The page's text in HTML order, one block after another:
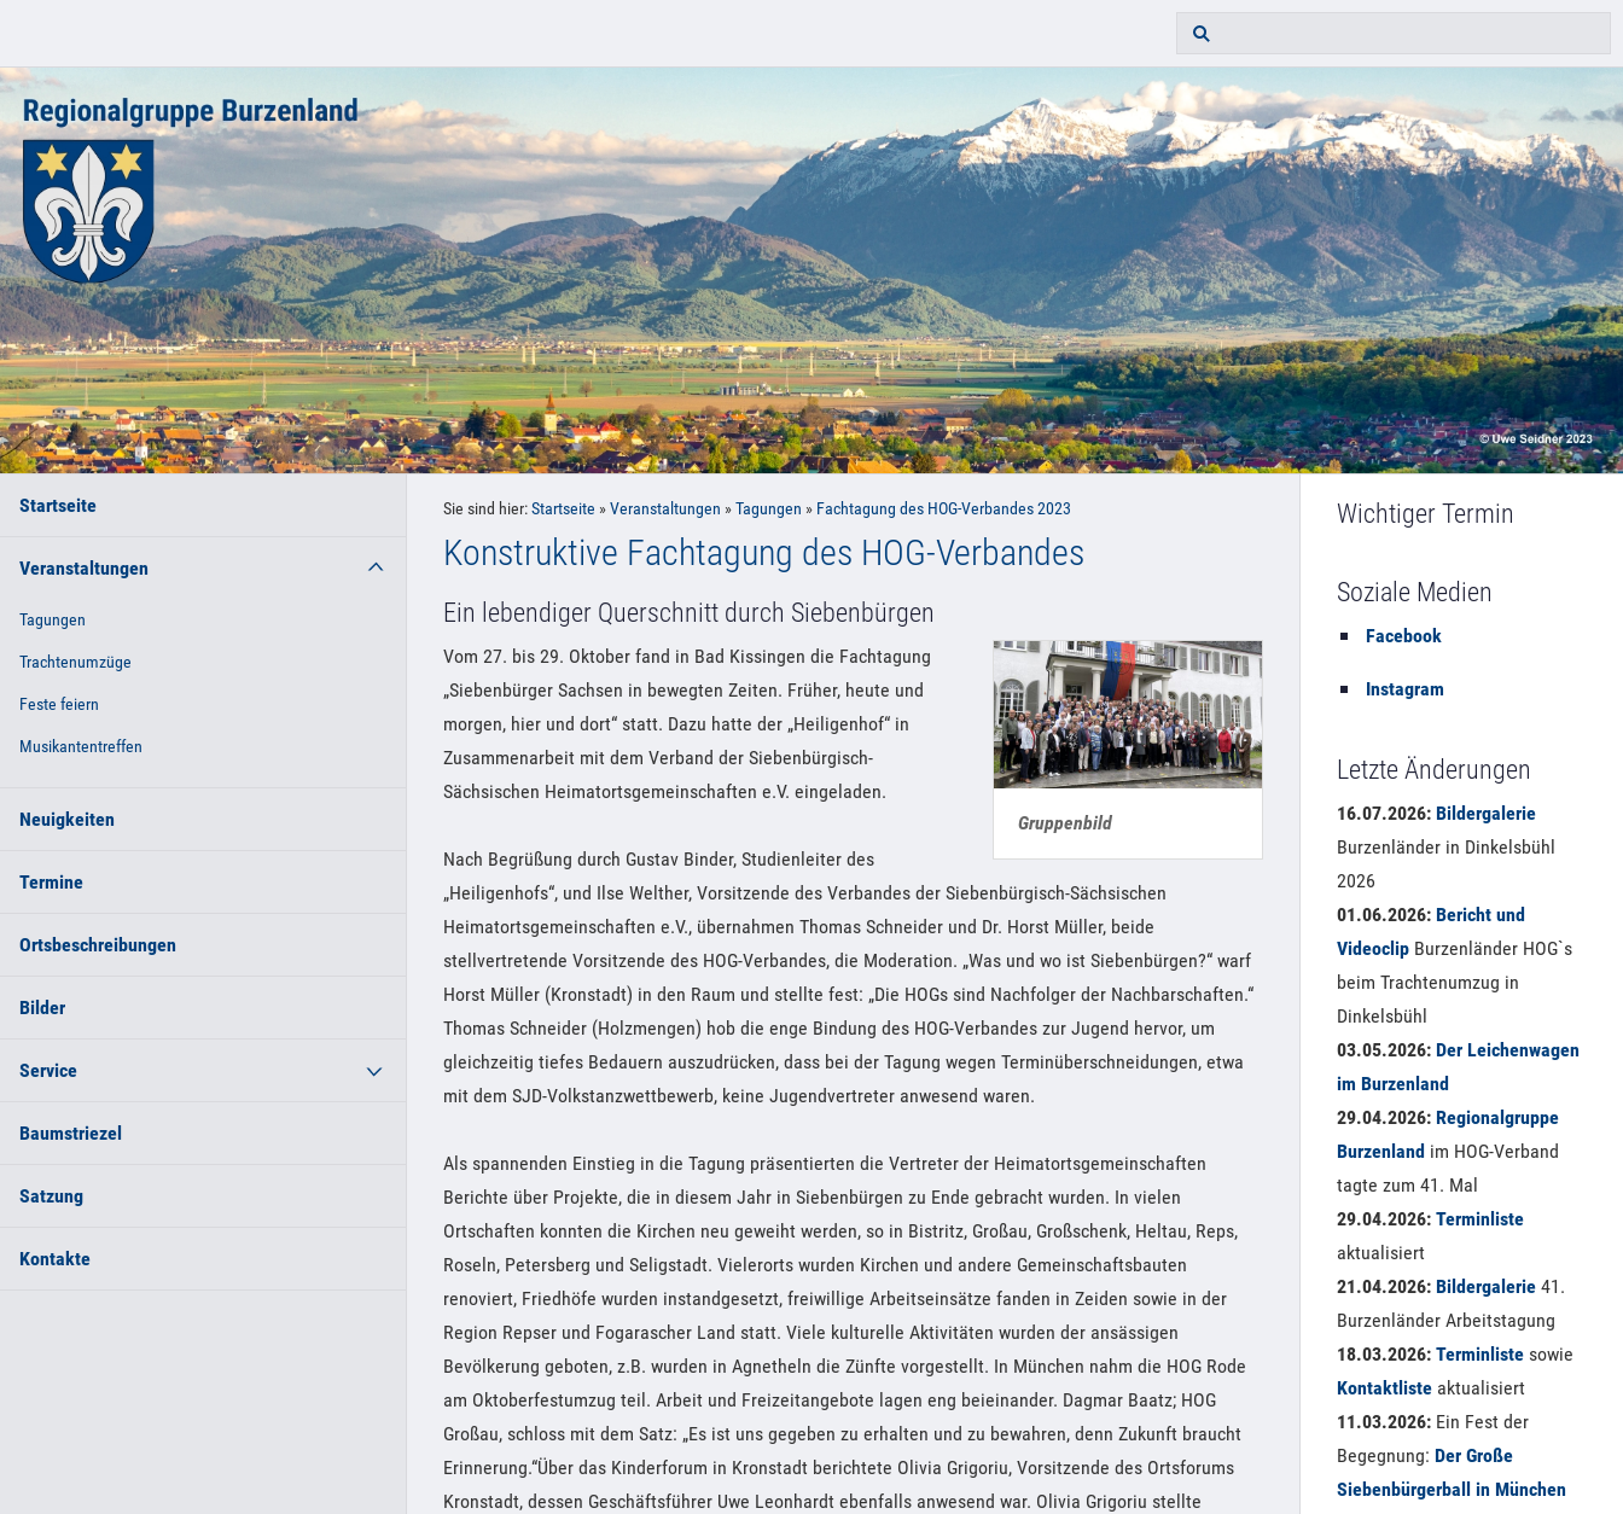
Startseite
Veranstaltungen
Tagungen
Trachtenumzüge
Feste feiern
Musikantentreffen
Neuigkeiten
Termine
Ortsbeschreibungen
Bilder
Service
Baumstriezel
Satzung
Kontakte
Sie sind hier:Startseite »Veranstaltungen »Tagungen » Fachtagung des HOG-Verbandes 2023
Konstruktive Fachtagung des HOG-Verbandes
Ein lebendiger Querschnitt durch Siebenbürgen
Gruppenbild
Vom 27. bis 29. Oktober fand in Bad Kissingen die Fachtagung
„Siebenbürger Sachsen in bewegten Zeiten. Früher, heute und
morgen, hier und dort“ statt. Dazu hatte der „Heiligenhof“ in
Zusammenarbeit mit dem Verband der Siebenbürgisch-
Sächsischen Heimatortsgemeinschaften e.V. eingeladen.
Nach Begrüßung durch Gustav Binder, Studienleiter des
„Heiligenhofs“, und Ilse Welther, Vorsitzende des Verbandes der Siebenbürgisch-Sächsischen
Heimatortsgemeinschaften e.V., übernahmen Thomas Schneider und Dr. Horst Müller, beide
stellvertretende Vorsitzende des HOG-Verbandes, die Moderation. „Was und wo ist Siebenbürgen?“ warf
Horst Müller (Kronstadt) in den Raum und stellte fest: „Die HOGs sind Nachfolger der Nachbarschaften.“
Thomas Schneider (Holzmengen) hob die enge Bindung des HOG-Verbandes zur Jugend hervor, um
gleichzeitig tiefes Bedauern auszudrücken, dass bei der Tagung wegen Terminüberschneidungen, etwa
mit dem SJD-Volkstanzwettbewerb, keine Jugendvertreter anwesend waren.
Als spannenden Einstieg in die Tagung präsentierten die Vertreter der Heimatortsgemeinschaften
Berichte über Projekte, die in diesem Jahr in Siebenbürgen zu Ende gebracht wurden. In vielen
Ortschaften konnten die Kirchen neu geweiht werden, so in Bistritz, Großau, Großschenk, Heltau, Reps,
Roseln, Petersberg und Seligstadt. Vielerorts wurden Kirchen und andere Gemeinschaftsbauten
renoviert, Friedhöfe wurden instandgesetzt, freiwillige Arbeitseinsätze fanden in Zeiden sowie in der
Region Repser und Fogarascher Land statt. Viele kulturelle Aktivitäten wurden der ansässigen
Bevölkerung geboten, z.B. wurden in Agnetheln die Zünfte vorgestellt. In München nahm die HOG Rode
am Oktoberfestumzug teil. Arbeit und Freizeitangebote lagen eng beieinander. Dagmar Baatz; HOG
Großau, schloss mit dem Satz: „Es ist uns gegeben zu erhalten und zu bewahren, denn Zukunft braucht
Erinnerung.“Über das Kinderforum in Kronstadt berichtete Olivia Grigoriu, Vorsitzende des Ortsforums
Kronstadt, dessen Geschäftsführer Uwe Leonhardt ebenfalls anwesend war. Olivia Grigoriu stellte
Wichtiger Termin
Soziale Medien
Facebook
Instagram
Letzte Änderungen
16.07.2026: Bildergalerie
Burzenländer in Dinkelsbühl
2026
01.06.2026: Bericht und
Videoclip Burzenländer HOG`s
beim Trachtenumzug in
Dinkelsbühl
03.05.2026: Der Leichenwagen
im Burzenland
29.04.2026: Regionalgruppe
Burzenland im HOG-Verband
tagte zum 41. Mal
29.04.2026: Terminliste
aktualisiert
21.04.2026: Bildergalerie 41.
Burzenländer Arbeitstagung
18.03.2026: Terminliste sowie
Kontaktliste aktualisiert
11.03.2026: Ein Fest der
Begegnung: Der Große
Siebenbürgerball in München